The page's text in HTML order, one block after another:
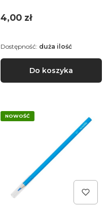
Cena
4,00 zł
Do koszyka
Dostępność: duża ilość
NOWOŚĆ